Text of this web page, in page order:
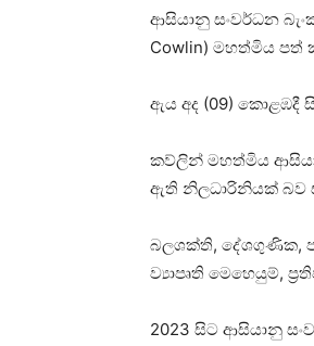
ආසියානු සංවර්ධන
Cowlin) මහත්මිය පත්
ඇය අද (09) කොළඹදී
කව්ලින් මහත්මිය
ඇති නිලධාරිනියක් බව
බලශක්ති, දේශගුණික,
ව්‍යාපෘති මෙහෙයුම්,
2023 සිට ආසියානු